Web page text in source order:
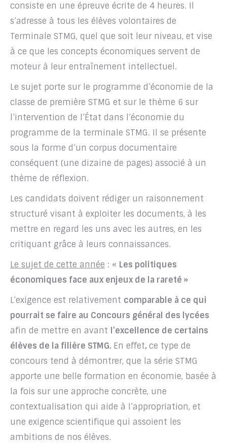
consiste en une épreuve écrite de 4 heures. Il
s’adresse à tous les élèves volontaires de
Terminale STMG, quel que soit leur niveau, et vise
à ce que les concepts économiques servent de
moteur à leur entraînement intellectuel.
Le sujet porte sur le programme d’économie de la
classe de première STMG et sur le thème 6 sur
l’intervention de l’État dans l’économie du
programme de la terminale STMG. Il se présente
sous la forme d’un corpus documentaire
conséquent (une dizaine de pages) associé à un
thème de réflexion.
Les candidats doivent rédiger un raisonnement
structuré visant à exploiter les documents, à les
mettre en regard les uns avec les autres, en les
critiquant grâce à leurs connaissances.
Le sujet de cette année : « Les politiques
économiques face aux enjeux de la rareté »
L’exigence est relativement comparable à ce qui
pourrait se faire au Concours général des lycées
afin de mettre en avant l’excellence de certains
élèves de la filière STMG. En effet, ce type de
concours tend à démontrer, que la série STMG
apporte une belle formation en économie, basée à
la fois sur une approche concrète, une
contextualisation qui aide à l’appropriation, et
une exigence scientifique qui assoient les
ambitions de nos élèves.